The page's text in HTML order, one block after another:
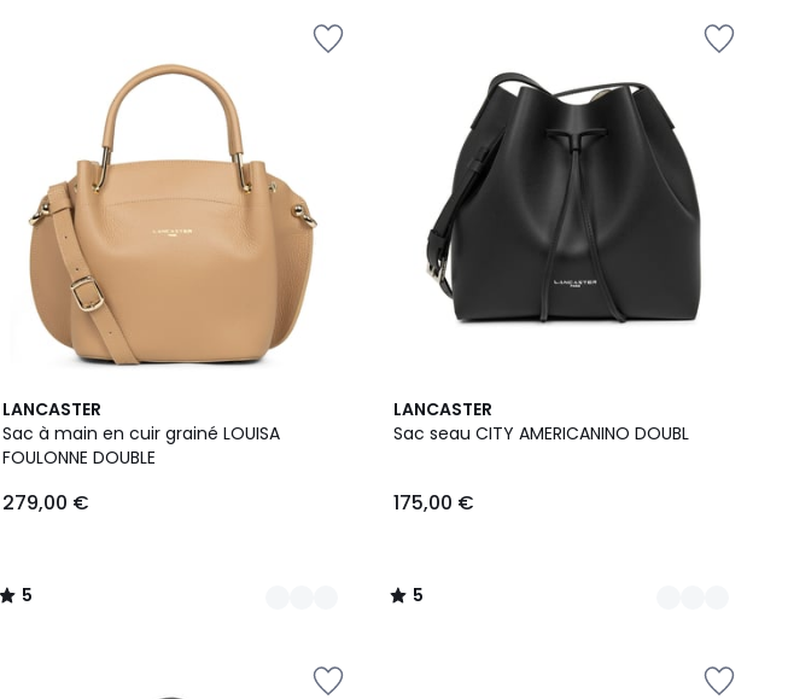
LANCASTER
Sac à main en cuir grainé LOUISA
FOULONNE DOUBLE
279,00 €
5
/
5
7
Couleurs
5
/
LANCASTER
Sac seau CITY AMERICANINO DOUBL
175,00 €
5
/
5
Couleurs
5
/